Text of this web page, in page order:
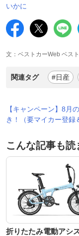
いかに
文：ベストカーWeb ベス
関連タグ #日産
【キャンペーン】8月
き！（要マイカー登録
こんな記事も
折りたたみ電動アシ